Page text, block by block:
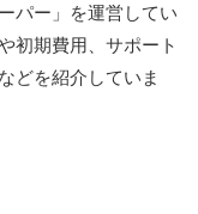
パー」を運営してい
初期費用、サポート
どを紹介していま